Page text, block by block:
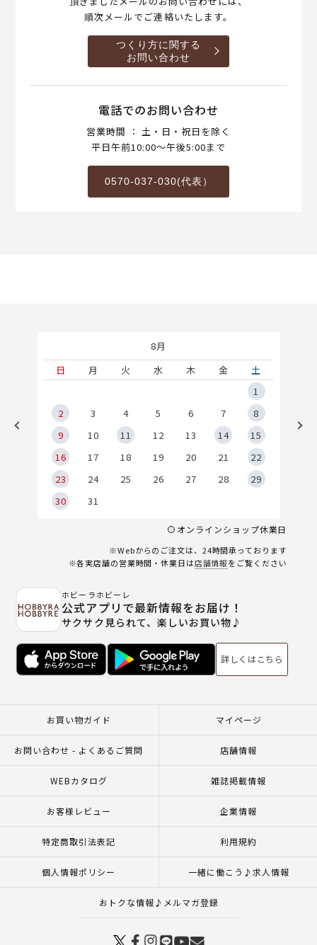
順次メールでご連絡いたします。
つくり方に関する
お問い合わせ
電話でのお問い合わせ
営業時間 ： 土・日・祝日を除く
平日午前10:00～午後5:00まで
0570-037-030(代表）
8月
日
月 火 水 木 金
土
1
2
3 4 5 6 7
8
9
10 11 12 13 14
15
16
17 18 19 20 21
22
23
24 25 26 27 28
29
30
31
オンラインショップ休業日
※Webからのご注文は、24時間承っております
※各実店舗の営業時間・休業日は店舗情報をご覧ください
ホビーラホビーレ
公式アプリで最新情報をお届け！
サクサク見られて、楽しいお買い物♪
詳しくはこちら
お買い物ガイド マイページ
お問い合わせ - よくあるご質問 店舗情報
WEBカタログ 雑誌掲載情報
お客様レビュー 企業情報
特定商取引法表記 利用規約
個人情報ポリシー 一緒に働こう♪求人情報
おトクな情報♪メルマガ登録